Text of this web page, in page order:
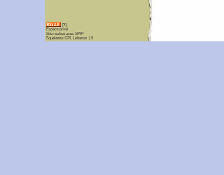
[?]
Espace privé
Site réalisé avec SPIP
Squelettes GPL Lebanon 1.9